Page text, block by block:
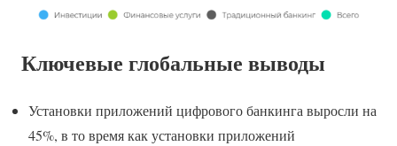
Ключевые глобальные выводы
Установки приложений цифрового банкинга выросли на
45%, в то время как установки приложений